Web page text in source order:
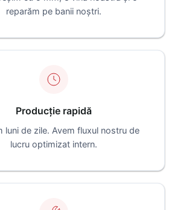
reparăm pe banii noștri.
Producție rapidă
luni de zile. Avem fluxul nostru de
lucru optimizat intern.